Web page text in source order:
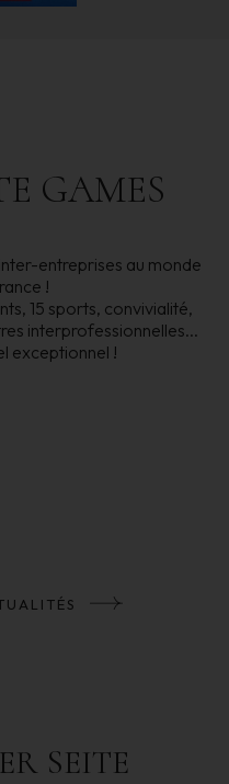
GAMES
entreprises au monde
!
15 sports, convivialité,
interprofessionnelles...
exceptionnel !
SEITE